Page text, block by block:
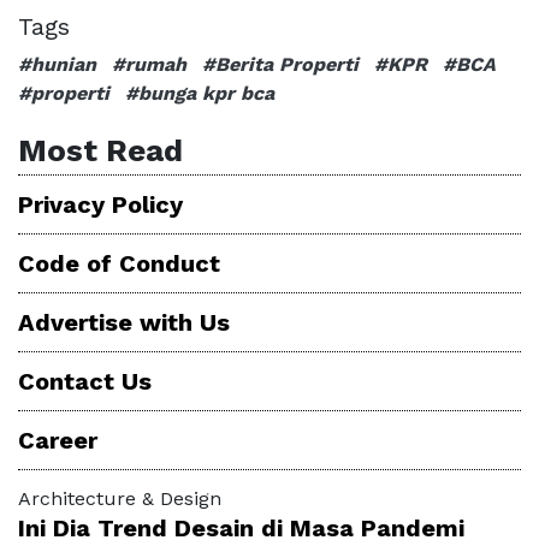
Tags
#hunian #rumah #Berita Properti #KPR
#BCA
#properti
#bunga kpr bca
Most Read
Privacy Policy
Code of Conduct
Advertise with Us
Contact Us
Career
Architecture & Design
Ini Dia Trend Desain di Masa Pandemi